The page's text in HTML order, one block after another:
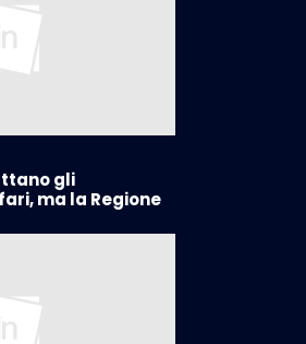
gli
ma la Regione